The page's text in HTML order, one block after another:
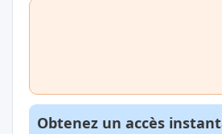
Obtenez un accès